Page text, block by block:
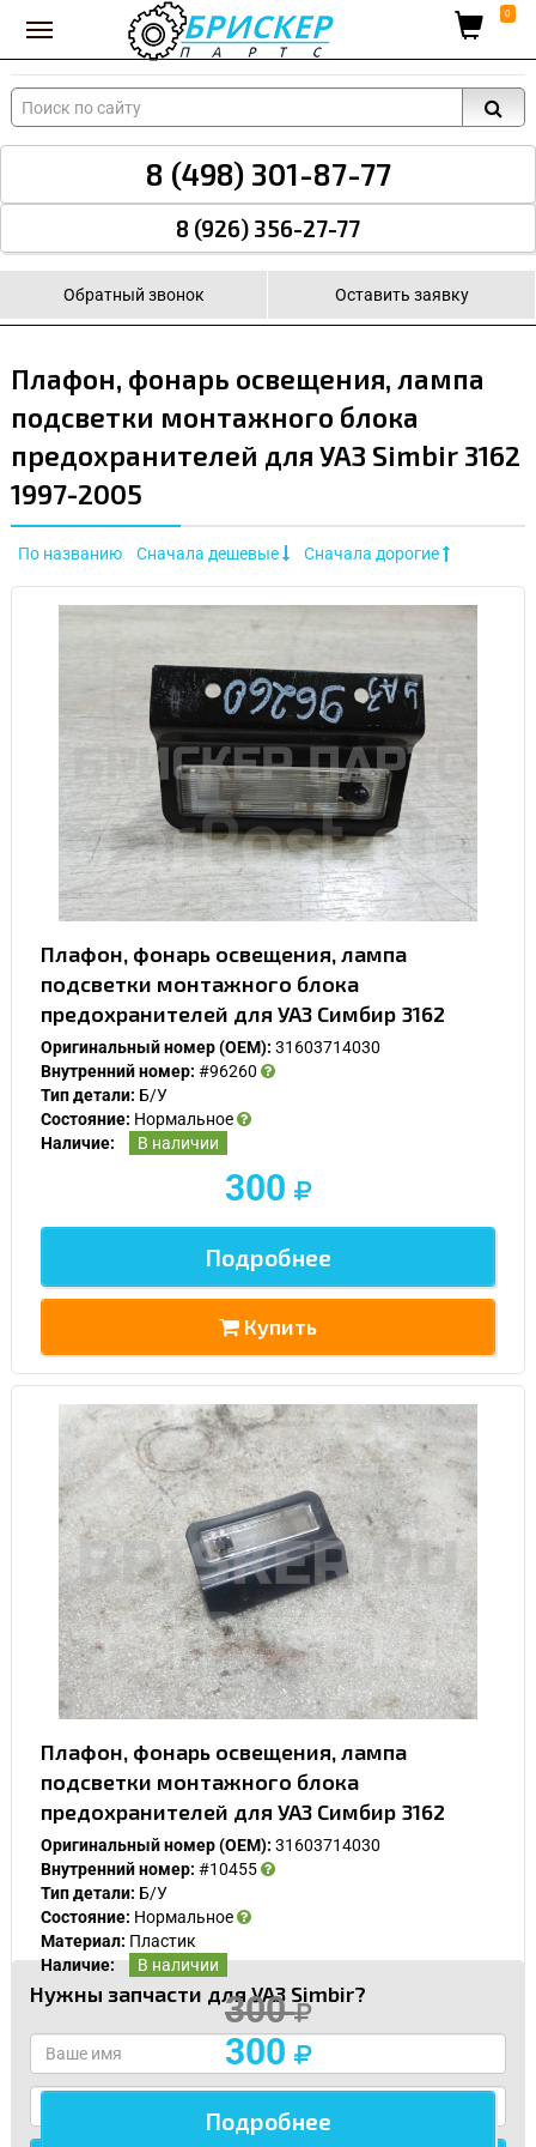
Вход для поставщиков 0
8 (498) 301-87-77
8 (926) 356-27-77
Обратный звонок Оставить заявку
Плафон, фонарь освещения, лампа
подсветки монтажного блока
предохранителей для УАЗ Simbir 3162
1997-2005
По названию Сначала дешевые Сначала дорогие
Плафон, фонарь освещения, лампа
подсветки монтажного блока
предохранителей для УАЗ Симбир 3162
Оригинальный номер (OEM): 31603714030
Внутренний номер: #96260
Тип детали: Б/У
Состояние: Нормальное
Наличие:
В наличии
300
Подробнее
Купить
Плафон, фонарь освещения, лампа
подсветки монтажного блока
предохранителей для УАЗ Симбир 3162
Оригинальный номер (OEM): 31603714030
Внутренний номер: #10455
Тип детали: Б/У
Состояние: Нормальное
Материал: Пластик
Наличие:
В наличии
300
300
Подробнее
Нужны запчасти для УАЗ Simbir?